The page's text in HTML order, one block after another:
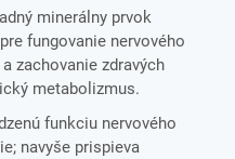
minerálny prvok
fungovanie nervového
zachovanie zdravých
metabolizmus.
funkciu nervového
navyše prispieva